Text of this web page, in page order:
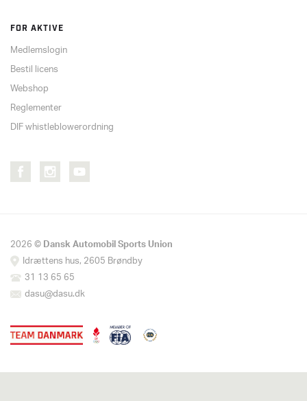
FOR AKTIVE
Medlemslogin
Bestil licens
Webshop
Reglementer
DIF whistleblowerordning
2026 ©Dansk Automobil Sports Union
Idrættens hus, 2605 Brøndby
31 13 65 65
dasu@dasu.dk